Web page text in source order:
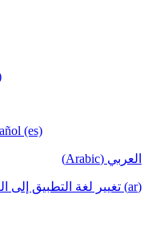
(es)
العربي (Arabic)
(ar) تغيير لغة التطبيق إلى العربية